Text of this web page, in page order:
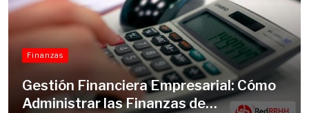
Finanzas
Gestión Financiera Empresarial: Cómo
Administrar las Finanzas de…